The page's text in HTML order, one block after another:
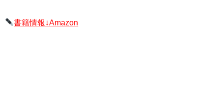
書籍情報↓Amazon